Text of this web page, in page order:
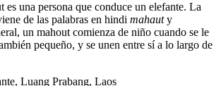
es una persona que conduce un elefante. La
de las palabras en hindi mahauty
un mahout comienza de niño cuando se le
pequeño, y se unen entre sí a lo largo de